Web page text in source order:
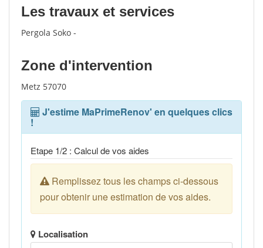
Les travaux et services
Pergola Soko -
Zone d'intervention
Metz 57070